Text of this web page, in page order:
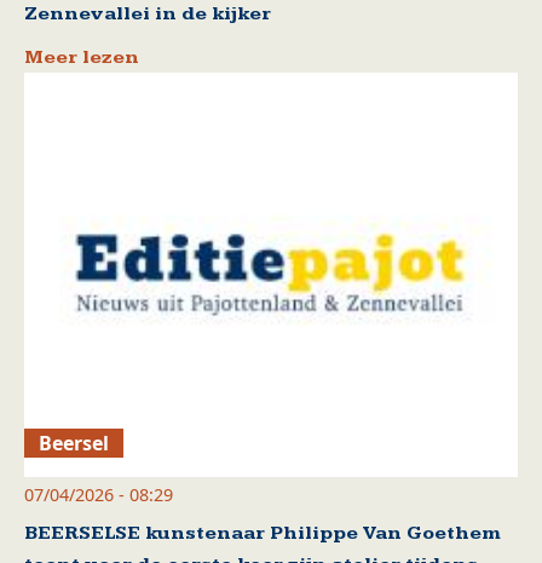
Zennevallei in de kijker
Meer lezen
Beersel
07/04/2026 - 08:29
BEERSELSE kunstenaar Philippe Van Goethem